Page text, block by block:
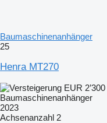
Baumaschinenanhänger
25
Henra MT270
EUR 2’300
Baumaschinenanhänger
2023
Achsenanzahl 2